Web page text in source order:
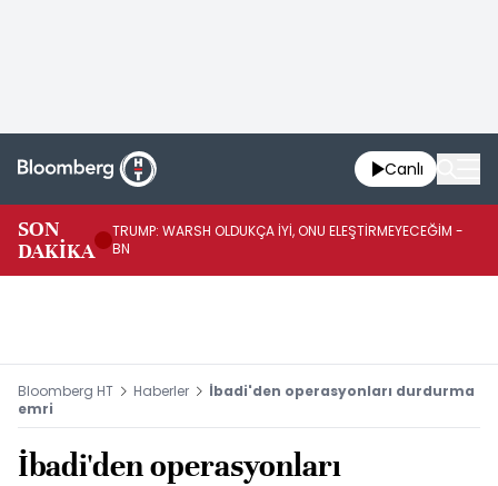
Canlı
SON
DAKİKA
TRUMP: WARSH OLDUKÇA İYİ, ONU ELEŞTİRMEYECEĞİM -
BN
Bloomberg HT Haberler
İbadi'den operasyonları durdurma
emri
İbadi'den operasyonları